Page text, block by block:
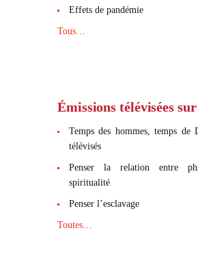
Effets de pandémie
Tous…
Émissions télévisées
Temps des hommes, temps de
télévisés
Penser la relation entre
spiritualité
Penser l’esclavage
Toutes…